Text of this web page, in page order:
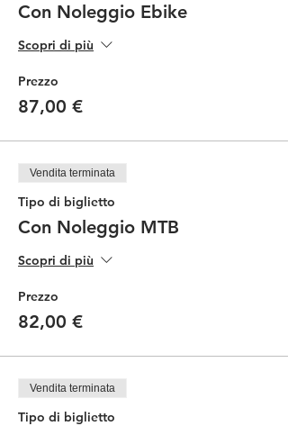
Con Noleggio Ebike
Scopri di più
Prezzo
87,00 €
Vendita terminata
Tipo di biglietto
Con Noleggio MTB
Scopri di più
Prezzo
82,00 €
Vendita terminata
Tipo di biglietto